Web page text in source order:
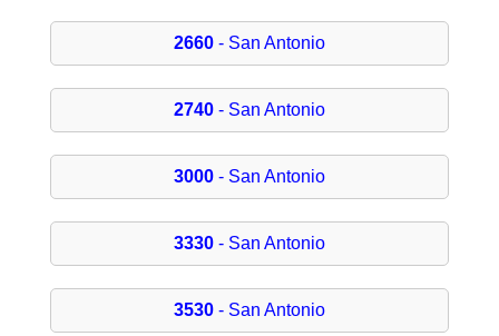
2660- San Antonio
2740- San Antonio
3000- San Antonio
3330- San Antonio
3530- San Antonio